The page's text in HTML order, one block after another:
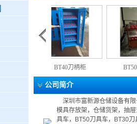
BT40刀柄柜 BT50刀柄车
公司简介
深圳市富新源仓储设备有
模具存放架，仓储货架，抽
具车，BT50刀具车，BT30